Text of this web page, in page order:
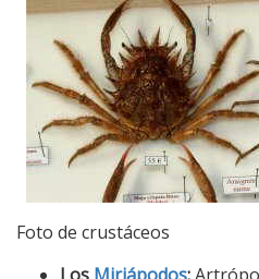
Foto de crustáceos